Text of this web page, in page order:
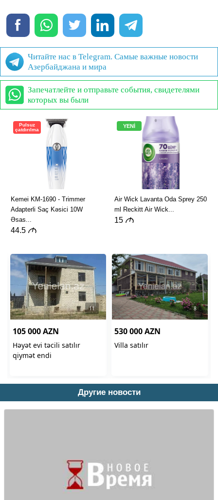
Читайте нас в Telegram. Самые важные новости
Азербайджана и мира
Запечатлейте и отправьте события, свидетелями
которых вы были
Другие новости